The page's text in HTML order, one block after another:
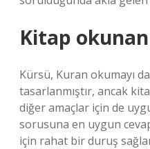
Kitap
Kürsü, Kuran okumayı
tasarlanmıştır, ancak
diğer amaçlar için de
sorusuna en uygun
için rahat bir duruş